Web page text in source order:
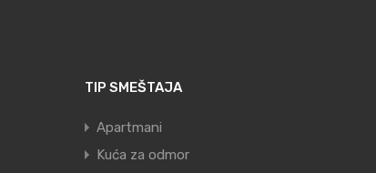
TIP SMEŠTAJA
Apartmani
Kuća za odmor